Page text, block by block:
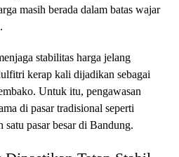
masih berada dalam batas wajar
stabilitas harga jelang
kerap kali dijadikan sebagai
Untuk itu, pengawasan
di pasar tradisional seperti
pasar besar di Bandung.